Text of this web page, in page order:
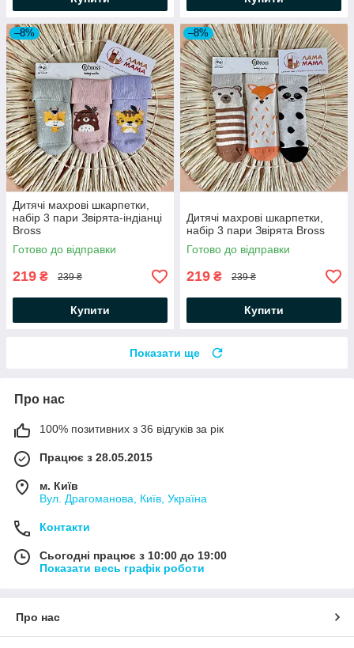
–8%
Дитячі махрові шкарпетки,
набір 3 пари Звірята-індіанці
Bross
Готово до відправки
219 ₴ 239 ₴
Купити
–8%
Дитячі махрові шкарпетки,
набір 3 пари Звірята Bross
Готово до відправки
219 ₴ 239 ₴
Купити
Показати ще
Про нас
100% позитивних з 36 відгуків за рік
Працює з 28.05.2015
м. Київ
Вул. Драгоманова, Київ, Україна
Контакти
Сьогодні працює з 10:00 до 19:00
Показати весь графік роботи
Про нас